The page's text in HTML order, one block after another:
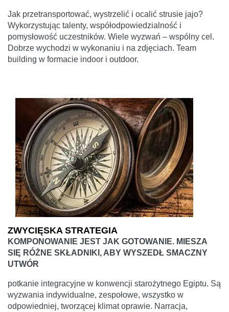
Jak przetransportować, wystrzelić i ocalić strusie jajo?
Wykorzystując talenty, współodpowiedzialność i
pomysłowość uczestników. Wiele wyzwań – wspólny cel.
Dobrze wychodzi w wykonaniu i na zdjęciach. Team
building w formacie indoor i outdoor.
ZWYCIĘSKA STRATEGIA
KOMPONOWANIE JEST JAK GOTOWANIE. MIESZA
SIĘ RÓŻNE SKŁADNIKI, ABY WYSZEDŁ SMACZNY
UTWÓR
potkanie integracyjne w konwencji starożytnego Egiptu. Są
wyzwania indywidualne, zespołowe, wszystko w
odpowiedniej, tworzącej klimat oprawie. Narracja,